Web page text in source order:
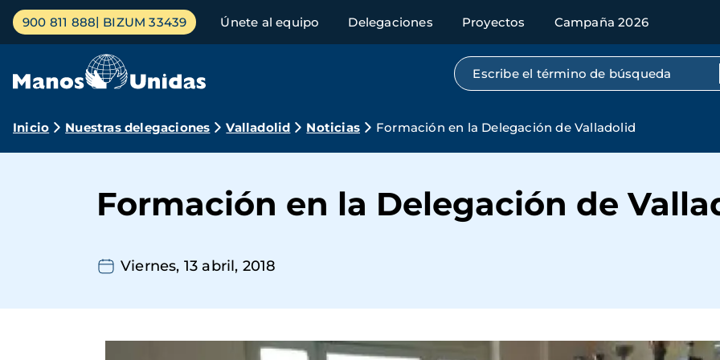
Pasar
contenido
Menú
principal
900 811 888 BIZUM 33439 Únete al equipo Delegaciones Proyectos Campaña 2026
Búsqueda por texto completo
Ruta
navegación
Inicio Nuestras delegaciones Valladolid Noticias Formación en la Delegación de Valladolid
Formación en la Delegación de
Viernes, 13 abril, 2018